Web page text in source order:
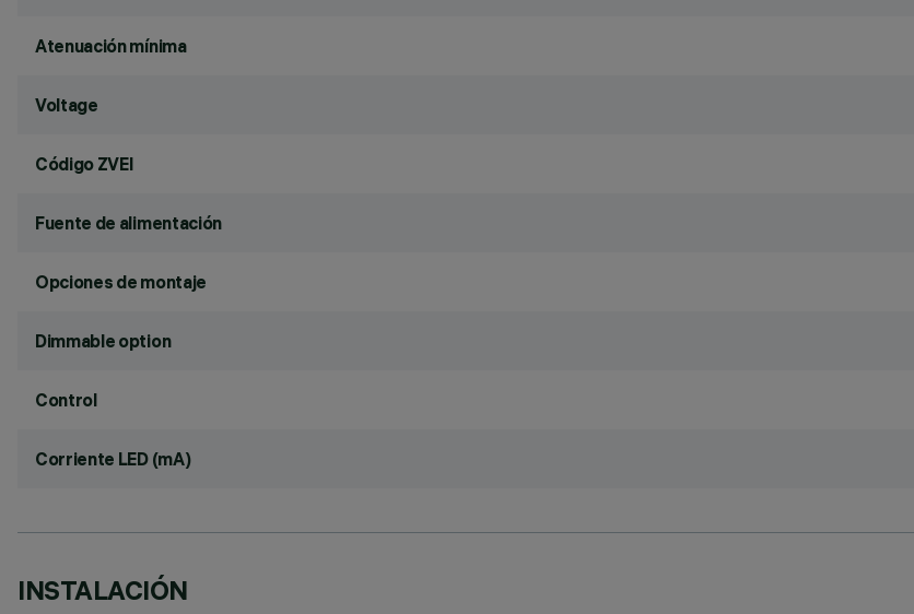
Atenuación mínima
Voltage
Código ZVEI
Fuente de alimentación
Opciones de montaje
Dimmable option
Control
Corriente LED (mA)
INSTALACIÓN